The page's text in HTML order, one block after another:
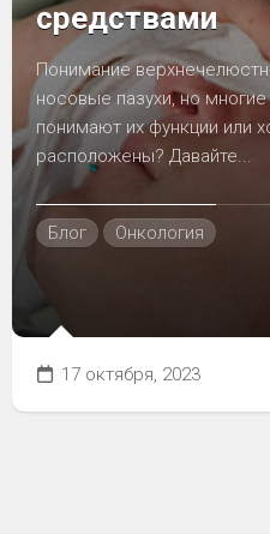
средствами
Понимание
носовые пазухи, но
понимают их функции или
расположены? Давайте...
Блог Онкология
17 октября, 2023